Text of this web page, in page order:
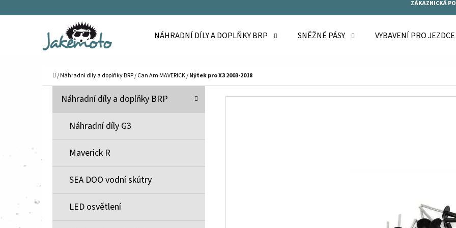
ZÁKAZNICKÁ
NÁHRADNÍ DÍLY A DOPLŇKY BRP SNĚŽNÉ PÁSY VYBAVENÍ PRO JEZDCE
Domů
/Náhradní díly a doplňky BRP/Can Am MAVERICK/Nýtek pro X3 2003-2018
R
Přeskočit
K Náhradní díly a doplňky BRP
Náhradní díly G3
Maverick R
SEA DOO vodní skútry
LED osvětlení
obchodu
obchodu